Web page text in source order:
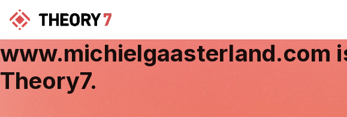
www.michielgaasterland.com
Theory7.